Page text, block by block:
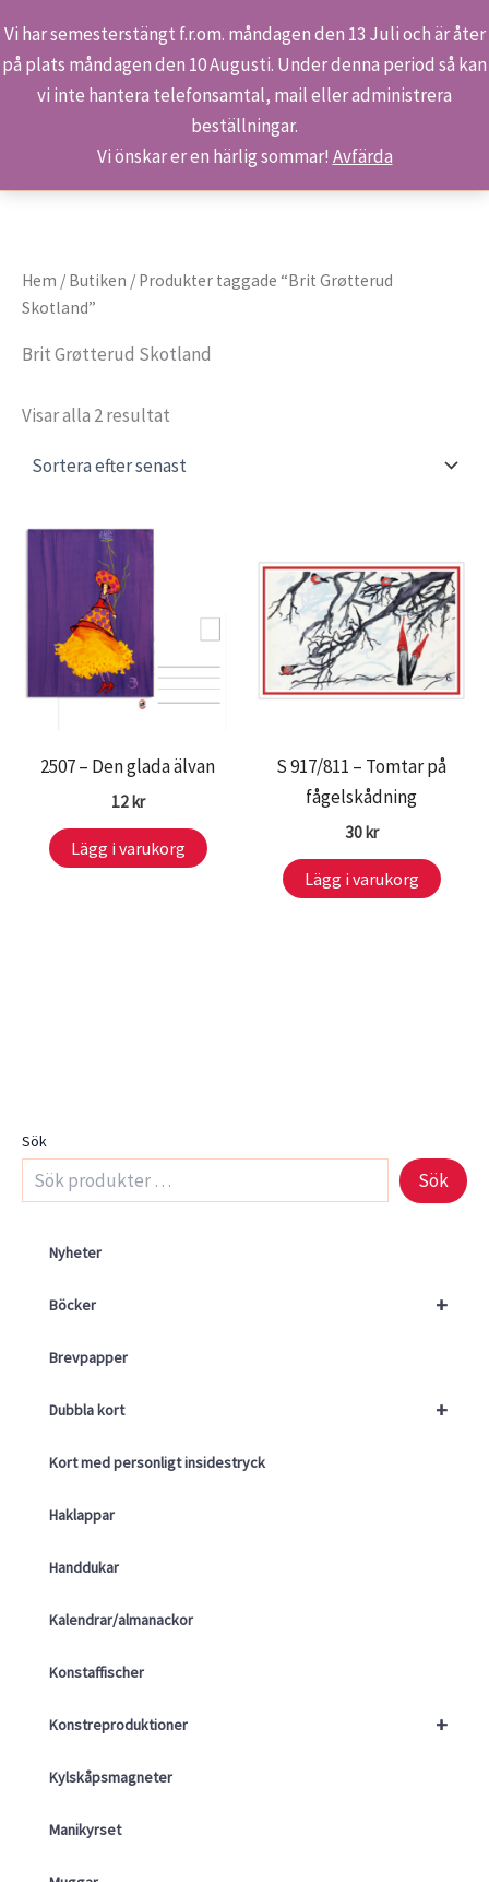
Vi har semesterstängt f.r.om. måndagen den 13 Juli och är åter
på plats måndagen den 10 Augusti. Under denna period så kan
vi inte hantera telefonsamtal, mail eller administrera
beställningar.
Vi önskar er en härlig sommar! Avfärda
Hoppa
Sök
Hem Produkter Brit Grøtterud Skotland
Sök
Sök
Nyheter
+
Böcker
Brevpapper
+
Dubbla kort
Kort med personligt insidestryck
Haklappar
Handdukar
Kalendrar/almanackor
Konstaffischer
+
Konstreproduktioner
Kylskåpsmagneter
Manikyrset
Hem / Butiken / Produkter taggade “Brit Grøtterud
Skotland”
Brit Grøtterud Skotland
Visar alla 2 resultat
2507 – Den glada älvan
12kr
Lägg i varukorg
S 917/811 – Tomtar på
fågelskådning
30kr
Lägg i varukorg